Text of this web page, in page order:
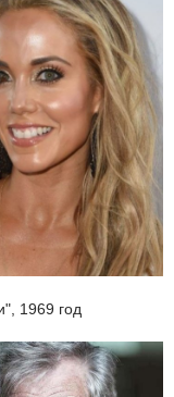
1969 год